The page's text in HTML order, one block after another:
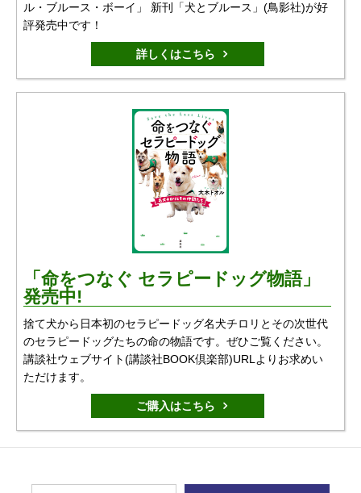
ル・ブルース・ボーイ」 新刊「犬とブルース」(鳥影社)が好
評発売中です！
詳しくはこちら
「命をつなぐ セラピードッグ物語」
発売中!
捨て犬から日本初のセラピードッグ名犬チロリとその次世代
のセラピードッグたちの命の物語です。ぜひご覧ください。
講談社ウェブサイト(講談社BOOK倶楽部)URLよりお求めい
ただけます。
ご購入はこちら